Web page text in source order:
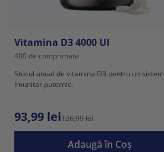
Vitamina D3 4000 UI
400 de comprimate
Stocul anual de vitamina D3 pentru un sistem
imunitar puternic.
93,99 lei126,99 lei
Adaugă în Coş